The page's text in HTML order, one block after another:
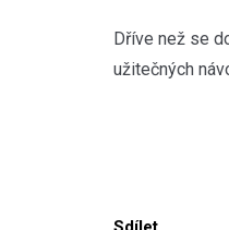
Dříve než se
užitečných